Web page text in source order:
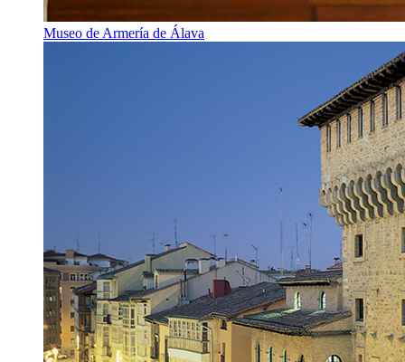
Museo de Armería de Álava